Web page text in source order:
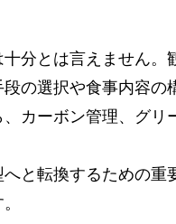
分とは言えません。
の選択や食事内容の
カーボン管理、グリ
と転換するための重